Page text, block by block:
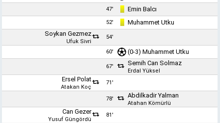
47' Emin Balcı
52'
Muhammet Utku
Soykan Gezmez
Ufuk Sivri
54'
60' (0-3) Muhammet Utku
67' Semih Can Solmaz
Erdal Yüksel
Ersel Polat
Atakan Koç
71'
78' Abdilkadir Yalman
Atahan Kömürlü
Can Gezer
Yusuf Güngördü
81'